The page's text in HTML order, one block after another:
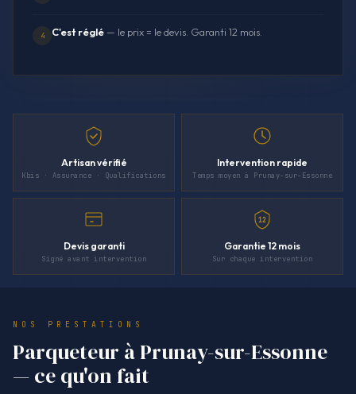
4 C'est réglé — le prix = le devis. Garanti 12 mois.
Artisan vérifié
Kbis · Assurance · Qualifications
Intervention rapide
Temps moyen à Prunay-sur-Essonne
Devis garanti
Signé avant intervention
12
Garantie 12 mois
Sur chaque intervention
NOS PRESTATIONS
Parqueteur à Prunay-sur-Essonne
— ce qu'on fait